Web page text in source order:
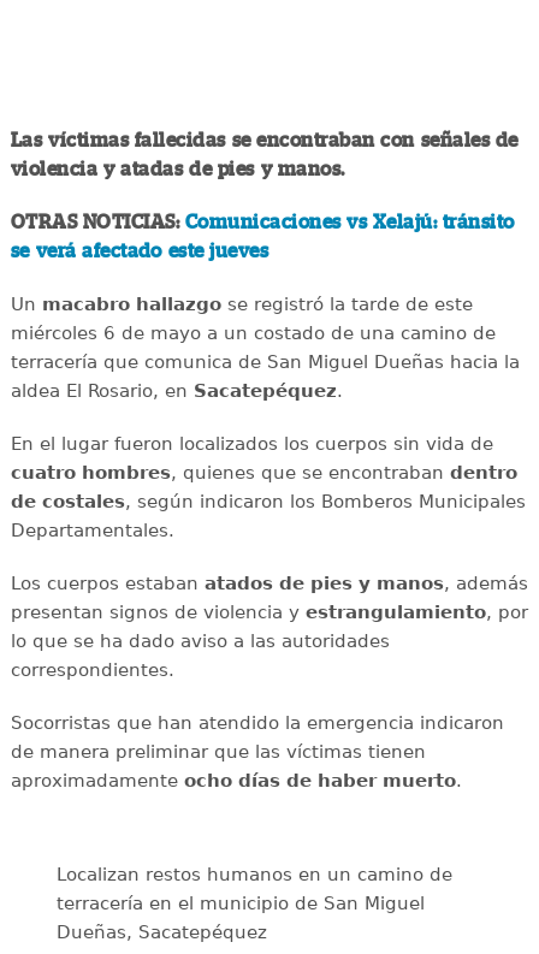
Las víctimas fallecidas se encontraban con señales de
violencia y atadas de pies y manos.
OTRAS NOTICIAS: Comunicaciones vs Xelajú: tránsito
se verá afectado este jueves
Un macabro hallazgose registró la tarde de este
miércoles 6 de mayo a un costado de una camino de
terracería que comunica de San Miguel Dueñas hacia la
aldea El Rosario, en Sacatepéquez.
En el lugar fueron localizados los cuerpos sin vida de
cuatro hombres, quienes que se encontraban dentro
de costales, según indicaron los Bomberos Municipales
Departamentales.
Los cuerpos estaban atados de pies y manos, además
presentan signos de violencia y estrangulamiento, por
lo que se ha dado aviso a las autoridades
correspondientes.
Socorristas que han atendido la emergencia indicaron
de manera preliminar que las víctimas tienen
aproximadamente ocho días de haber muerto.
Localizan restos humanos en un camino de
terracería en el municipio de San Miguel
Dueñas, Sacatepéquez